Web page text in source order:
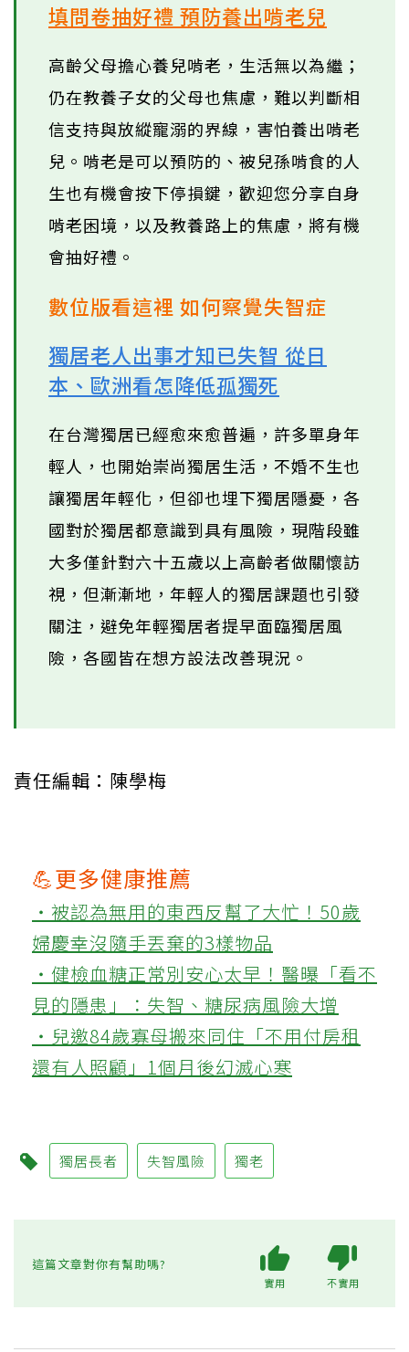
填問卷抽好禮 預防養出啃老兒
高齡父母擔心養兒啃老，生活無以為繼；
仍在教養子女的父母也焦慮，難以判斷相
信支持與放縱寵溺的界線，害怕養出啃老
兒。啃老是可以預防的、被兒孫啃食的人
生也有機會按下停損鍵，歡迎您分享自身
啃老困境，以及教養路上的焦慮，將有機
會抽好禮。
數位版看這裡 如何察覺失智症
獨居老人出事才知已失智 從日
本、歐洲看怎降低孤獨死
在台灣獨居已經愈來愈普遍，許多單身年
輕人，也開始崇尚獨居生活，不婚不生也
讓獨居年輕化，但卻也埋下獨居隱憂，各
國對於獨居都意識到具有風險，現階段雖
大多僅針對六十五歲以上高齡者做關懷訪
視，但漸漸地，年輕人的獨居課題也引發
關注，避免年輕獨居者提早面臨獨居風
險，各國皆在想方設法改善現況。
責任編輯：陳學梅
💪更多健康推薦
‧被認為無用的東西反幫了大忙！50歲
婦慶幸沒隨手丟棄的3樣物品
‧健檢血糖正常別安心太早！醫曝「看不
見的隱患」：失智、糖尿病風險大增
‧兒邀84歲寡母搬來同住「不用付房租
還有人照顧」1個月後幻滅心寒
獨居長者 失智風險 獨老
這篇文章對你有幫助嗎?
實用 不實用